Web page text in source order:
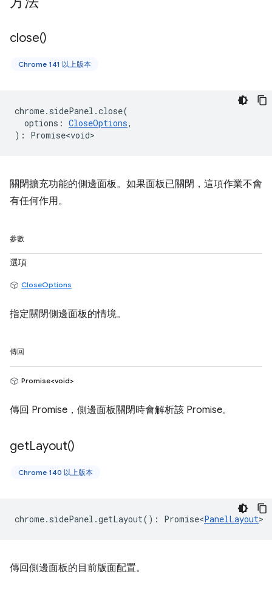
close()
Chrome 141 以上版本
chrome. sidePanel .close(
options : CloseOptions,
) : Promise<void>
關閉擴充功能的側邊面板。如果面板已關閉，這項作業不會
有任何作用。
參數
選項
CloseOptions
指定關閉側邊面板的情境。
傳回
Promise<void>
傳回 Promise，側邊面板關閉時會解析該 Promise。
getLayout()
Chrome 140 以上版本
chrome. sidePanel .getLayout() : Promise<PanelLayout>
傳回側邊面板的目前版面配置。